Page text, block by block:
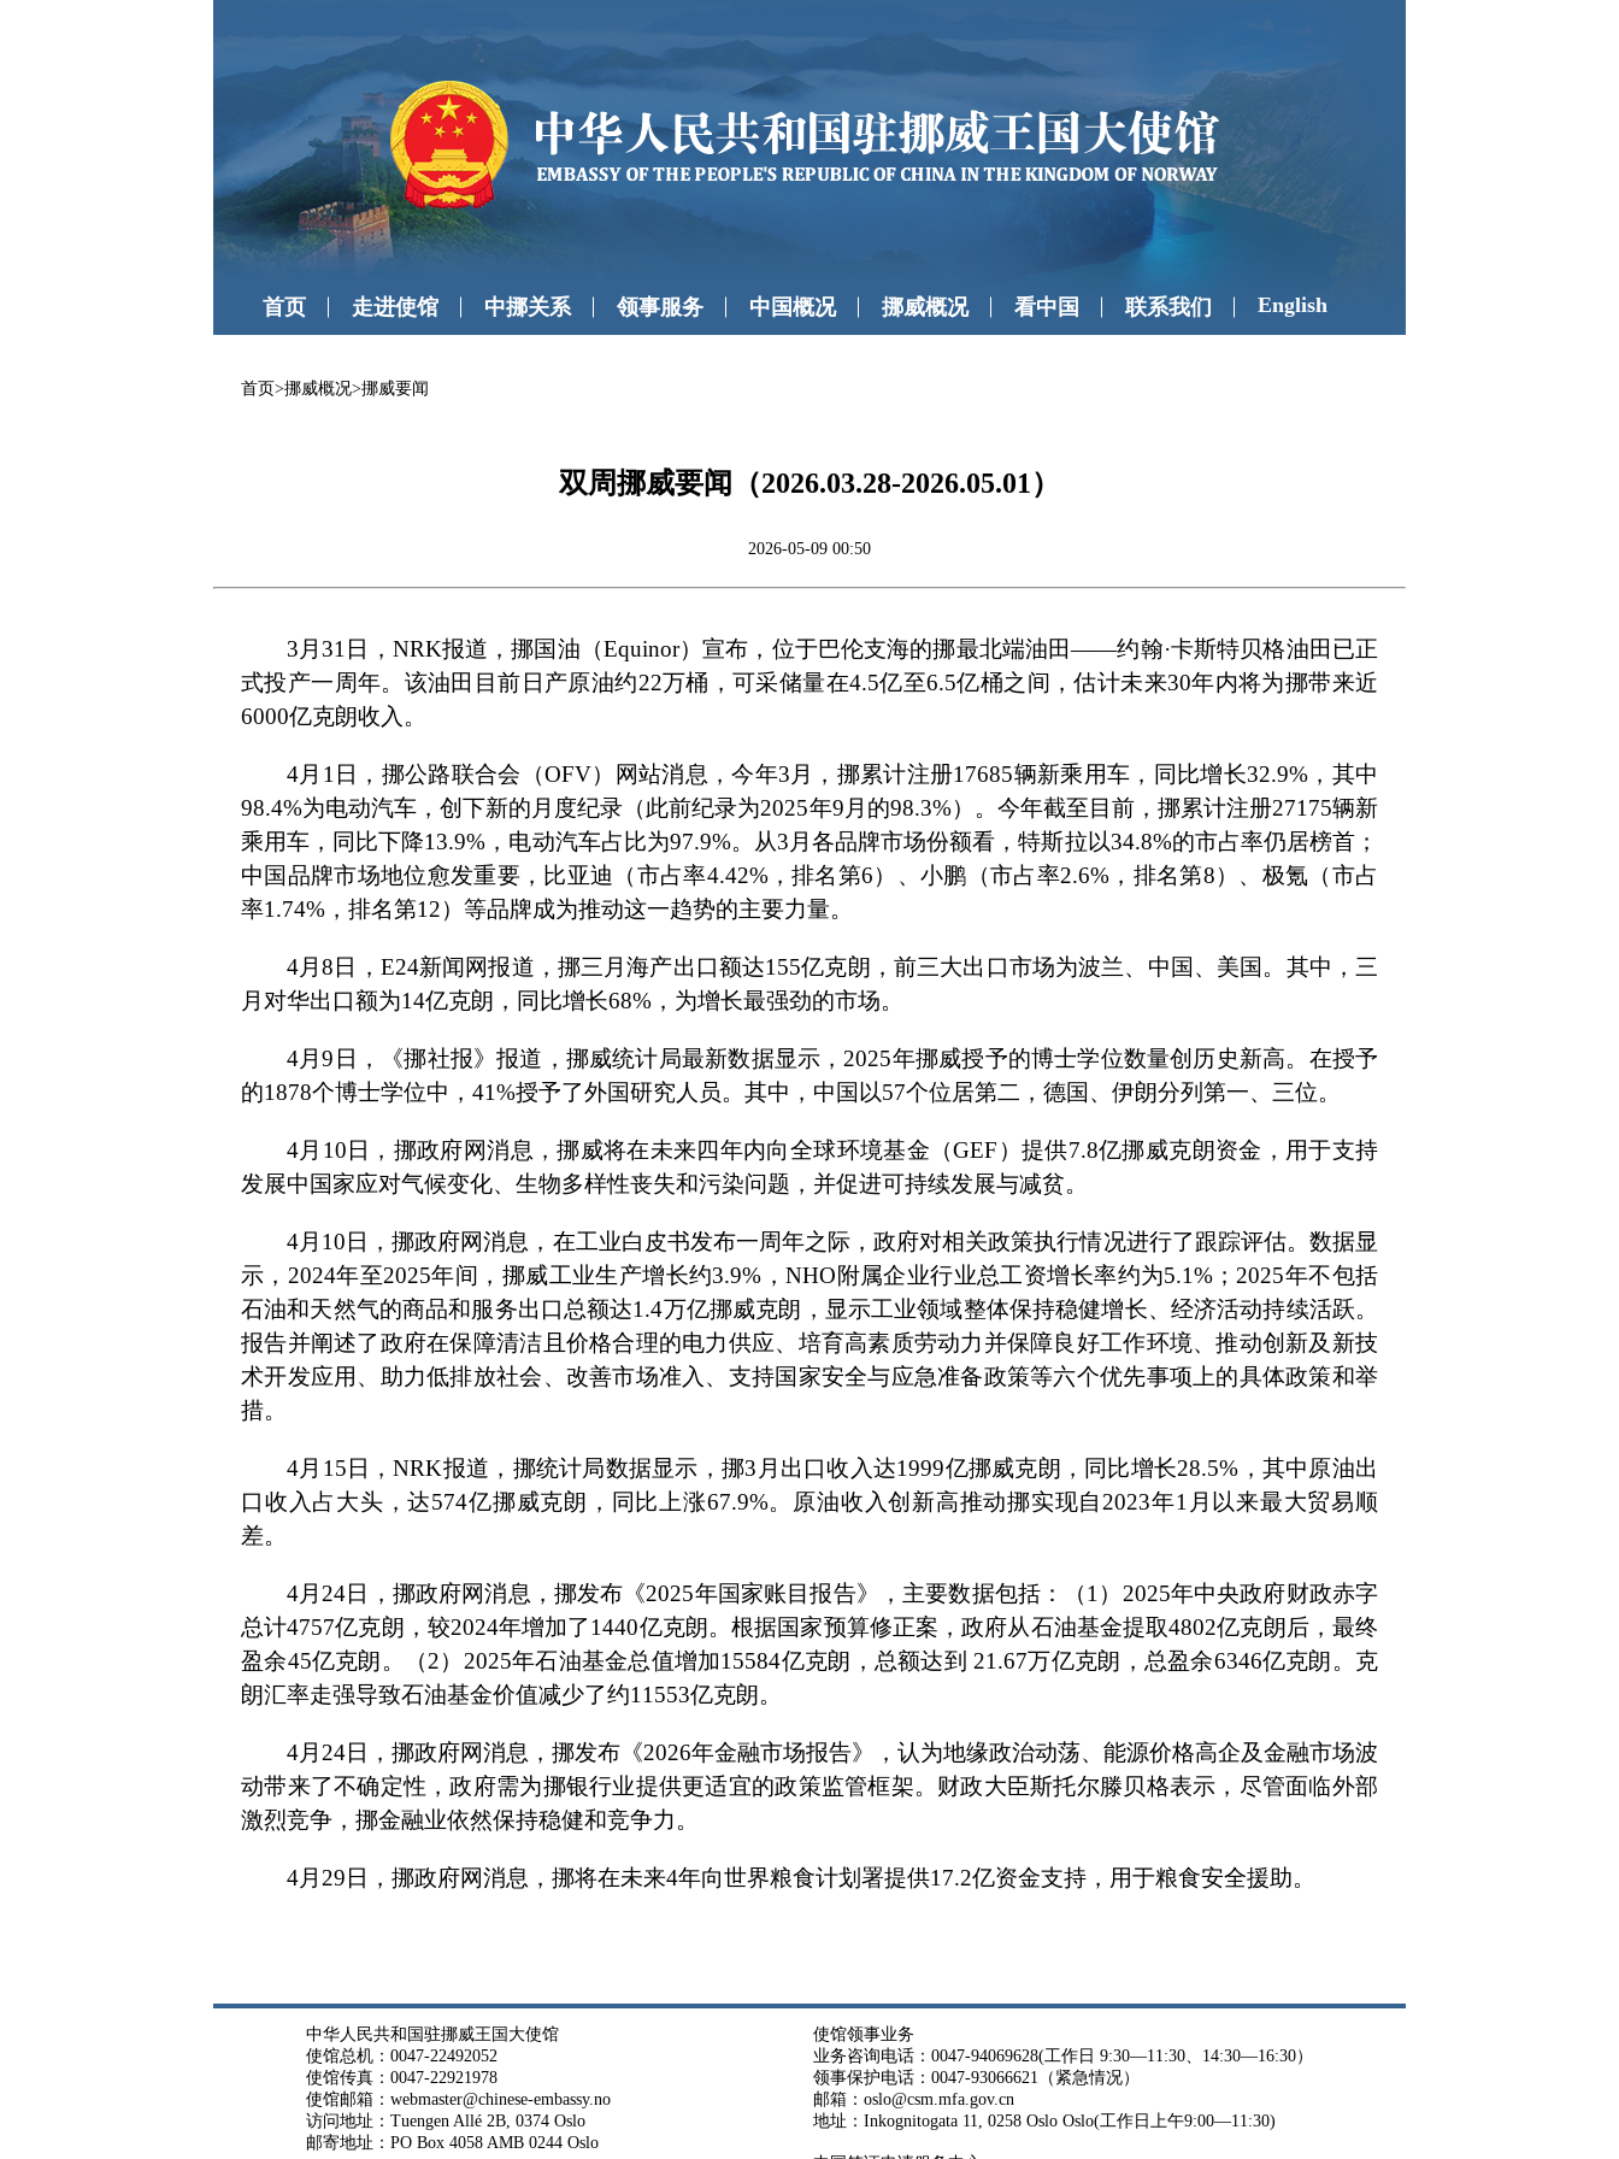
首页 走进使馆 中挪关系 领事服务 中国概况 挪威概况 看中国 联系我们 English
首页>挪威概况>挪威要闻
双周挪威要闻（2026.03.28-2026.05.01）
2026-05-09 00:50
3月31日，NRK报道，挪国油（Equinor）宣布，位于巴伦支海的挪最北端油田——约翰·卡斯特贝格油田已正
式投产一周年。该油田目前日产原油约22万桶，可采储量在4.5亿至6.5亿桶之间，估计未来30年内将为挪带来近
6000亿克朗收入。
4月1日，挪公路联合会（OFV）网站消息，今年3月，挪累计注册17685辆新乘用车，同比增长32.9%，其中
98.4%为电动汽车，创下新的月度纪录（此前纪录为2025年9月的98.3%）。今年截至目前，挪累计注册27175辆新
乘用车，同比下降13.9%，电动汽车占比为97.9%。从3月各品牌市场份额看，特斯拉以34.8%的市占率仍居榜首；
中国品牌市场地位愈发重要，比亚迪（市占率4.42%，排名第6）、小鹏（市占率2.6%，排名第8）、极氪（市占
率1.74%，排名第12）等品牌成为推动这一趋势的主要力量。
4月8日，E24新闻网报道，挪三月海产出口额达155亿克朗，前三大出口市场为波兰、中国、美国。其中，三
月对华出口额为14亿克朗，同比增长68%，为增长最强劲的市场。
4月9日，《挪社报》报道，挪威统计局最新数据显示，2025年挪威授予的博士学位数量创历史新高。在授予
的1878个博士学位中，41%授予了外国研究人员。其中，中国以57个位居第二，德国、伊朗分列第一、三位。
4月10日，挪政府网消息，挪威将在未来四年内向全球环境基金（GEF）提供7.8亿挪威克朗资金，用于支持
发展中国家应对气候变化、生物多样性丧失和污染问题，并促进可持续发展与减贫。
4月10日，挪政府网消息，在工业白皮书发布一周年之际，政府对相关政策执行情况进行了跟踪评估。数据显
示，2024年至2025年间，挪威工业生产增长约3.9%，NHO附属企业行业总工资增长率约为5.1%；2025年不包括
石油和天然气的商品和服务出口总额达1.4万亿挪威克朗，显示工业领域整体保持稳健增长、经济活动持续活跃。
报告并阐述了政府在保障清洁且价格合理的电力供应、培育高素质劳动力并保障良好工作环境、推动创新及新技
术开发应用、助力低排放社会、改善市场准入、支持国家安全与应急准备政策等六个优先事项上的具体政策和举
措。
4月15日，NRK报道，挪统计局数据显示，挪3月出口收入达1999亿挪威克朗，同比增长28.5%，其中原油出
口收入占大头，达574亿挪威克朗，同比上涨67.9%。原油收入创新高推动挪实现自2023年1月以来最大贸易顺
差。
4月24日，挪政府网消息，挪发布《2025年国家账目报告》，主要数据包括：（1）2025年中央政府财政赤字
总计4757亿克朗，较2024年增加了1440亿克朗。根据国家预算修正案，政府从石油基金提取4802亿克朗后，最终
盈余45亿克朗。（2）2025年石油基金总值增加15584亿克朗，总额达到 21.67万亿克朗，总盈余6346亿克朗。克
朗汇率走强导致石油基金价值减少了约11553亿克朗。
4月24日，挪政府网消息，挪发布《2026年金融市场报告》，认为地缘政治动荡、能源价格高企及金融市场波
动带来了不确定性，政府需为挪银行业提供更适宜的政策监管框架。财政大臣斯托尔滕贝格表示，尽管面临外部
激烈竞争，挪金融业依然保持稳健和竞争力。
4月29日，挪政府网消息，挪将在未来4年向世界粮食计划署提供17.2亿资金支持，用于粮食安全援助。
中华人民共和国驻挪威王国大使馆
使馆总机：0047-22492052
使馆传真：0047-22921978
使馆邮箱：webmaster@chinese-embassy.no
访问地址：Tuengen Allé 2B, 0374 Oslo
邮寄地址：PO Box 4058 AMB 0244 Oslo
使馆领事业务
业务咨询电话：0047-94069628(工作日 9:30—11:30、14:30—16:30）
领事保护电话：0047-93066621（紧急情况）
邮箱：oslo@csm.mfa.gov.cn
地址：Inkognitogata 11, 0258 Oslo Oslo(工作日上午9:00—11:30)